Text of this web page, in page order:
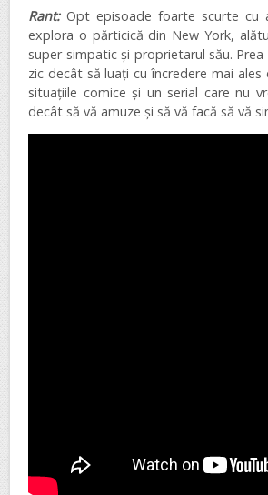
Rant: Opt episoade foarte scurte cu
explora o părticică din New York,
super-simpatic și proprietarul său.
zic decât să luați cu încredere mai ales
situațiile comice și un serial care nu
decât să vă amuze și să vă facă să vă